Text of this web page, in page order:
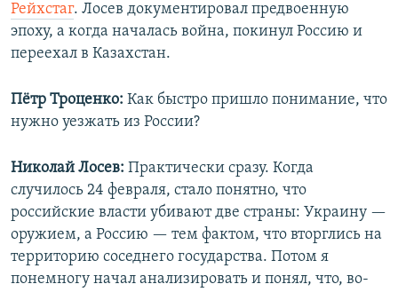
Рейхстаг. Лосев документировал предвоенную
эпоху, а когда началась война, покинул Россию и
переехал в Казахстан.
Пётр Троценко: Как быстро пришло понимание, что
нужно уезжать из России?
Николай Лосев: Практически сразу. Когда
случилось 24 февраля, стало понятно, что
российские власти убивают две страны: Украину —
оружием, а Россию — тем фактом, что вторглись на
территорию соседнего государства. Потом я
понемногу начал анализировать и понял, что, во-